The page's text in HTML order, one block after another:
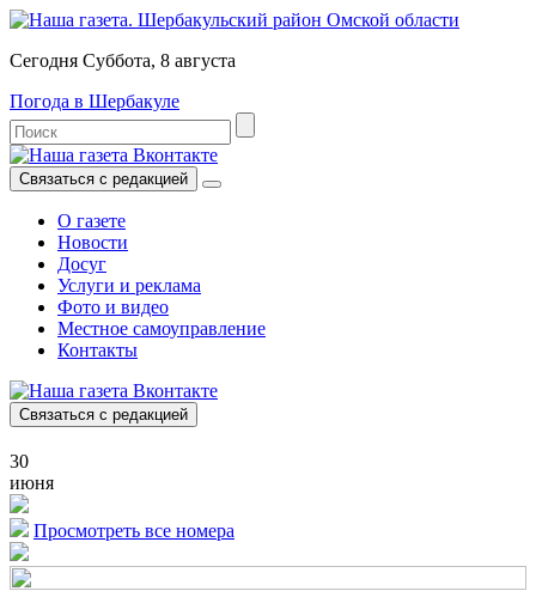
Сегодня Суббота, 8 августа
Погода в Шербакуле
Связаться с редакцией
О газете
Новости
Досуг
Услуги и реклама
Фото и видео
Местное самоуправление
Контакты
Связаться с редакцией
30
июня
Просмотреть все номера